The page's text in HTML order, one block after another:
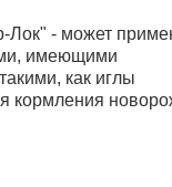
Лок" - может
имеющими
как иглы
кормления